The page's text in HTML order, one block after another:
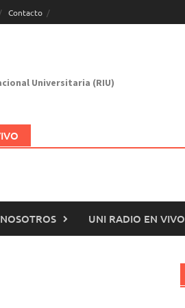
Contacto
Universitaria (RIU)
UNI RADIO EN VIVO